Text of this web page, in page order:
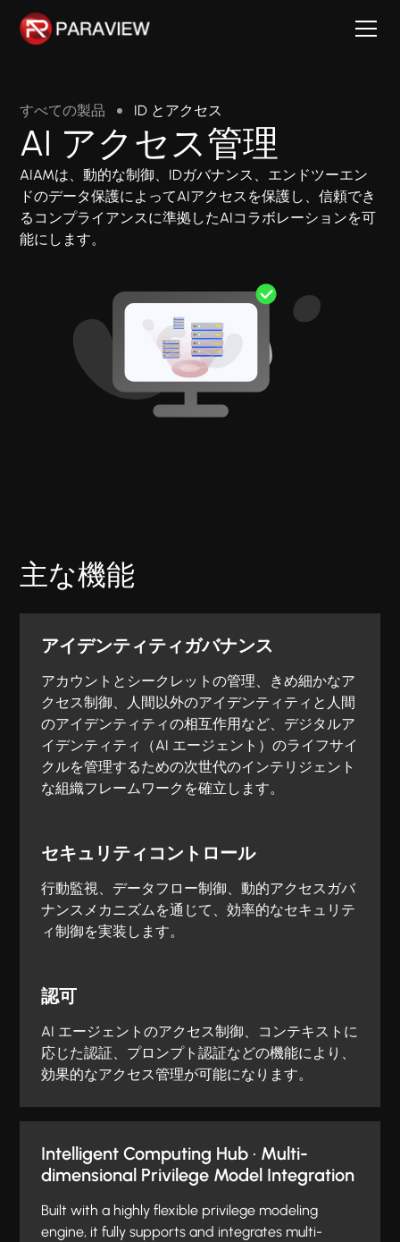
すべての製品 ID とアクセス
AI アクセス管理
AIAMは、動的な制御、IDガバナンス、エンドツーエン
ドのデータ保護によってAIアクセスを保護し、信頼でき
るコンプライアンスに準拠したAIコラボレーションを可
能にします。
主な機能
アイデンティティガバナンス
アカウントとシークレットの管理、きめ細かなア
クセス制御、人間以外のアイデンティティと人間
のアイデンティティの相互作用など、デジタルア
イデンティティ（AI エージェント）のライフサイ
クルを管理するための次世代のインテリジェント
な組織フレームワークを確立します。
セキュリティコントロール
行動監視、データフロー制御、動的アクセスガバ
ナンスメカニズムを通じて、効率的なセキュリテ
ィ制御を実装します。
認可
AI エージェントのアクセス制御、コンテキストに
応じた認証、プロンプト認証などの機能により、
効果的なアクセス管理が可能になります。
Intelligent Computing Hub · Multi-
dimensional Privilege Model Integration
Built with a highly flexible privilege modeling
engine, it fully supports and integrates multi-